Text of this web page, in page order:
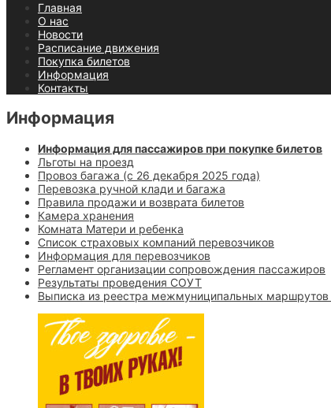
Главная
О нас
Новости
Расписание движения
Покупка билетов
Информация
Контакты
Информация
Информация для пассажиров при покупке билетов
Льготы на проезд
Провоз багажа (с 26 декабря 2025 года)
Перевозка ручной клади и багажа
Правила продажи и возврата билетов
Камера хранения
Комната Матери и ребенка
Список страховых компаний перевозчиков
Информация для перевозчиков
Регламент организации сопровождения пассажиров
Результаты проведения СОУТ
Выписка из реестра межмуниципальных маршрутов